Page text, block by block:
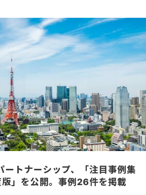
ートナーシップ、「注目事例集
」を公開。事例26件を掲載